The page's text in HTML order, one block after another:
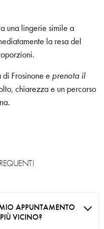
una lingerie simile a
la resa del
di Frosinone e prenota il
chiarezza e un percorso
APPUNTAMENTO
VICINO?